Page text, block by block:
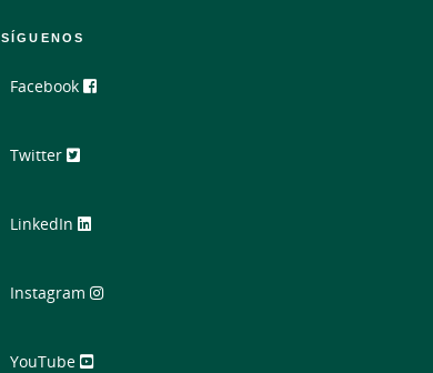
SÍGUENOS
Facebook
Twitter
LinkedIn
Instagram
YouTube